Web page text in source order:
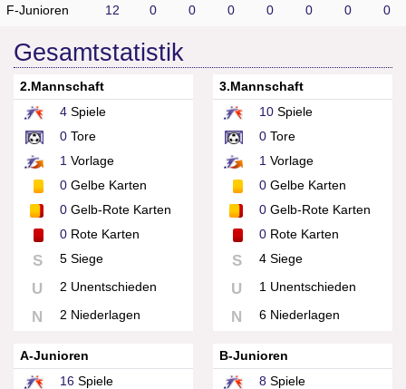
F-Junioren
12 0 0 0 0 0 0 0
Gesamtstatistik
2.Mannschaft
4 Spiele
0 Tore
1 Vorlage
0 Gelbe Karten
0 Gelb-Rote Karten
0 Rote Karten
S 5 Siege
U 2 Unentschieden
N 2 Niederlagen
3.Mannschaft
10Spiele
0Tore
1 Vorlage
0Gelbe Karten
0Gelb-Rote Karten
0Rote Karten
S 4 Siege
U 1 Unentschieden
N 6 Niederlagen
A-Junioren
16 Spiele
B-Junioren
8 Spiele